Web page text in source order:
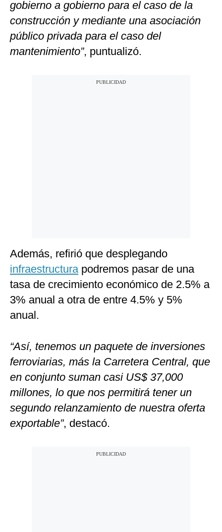
gobierno a gobierno para el caso de la
construcción y mediante una asociación
público privada para el caso del
mantenimiento”, puntualizó.
Además, refirió que desplegando
infraestructurapodremos pasar de una
tasa de crecimiento económico de 2.5% a
3% anual a otra de entre 4.5% y 5%
anual.
“Así, tenemos un paquete de inversiones
ferroviarias, más la Carretera Central, que
en conjunto suman casi US$ 37,000
millones, lo que nos permitirá tener un
segundo relanzamiento de nuestra oferta
exportable”, destacó.